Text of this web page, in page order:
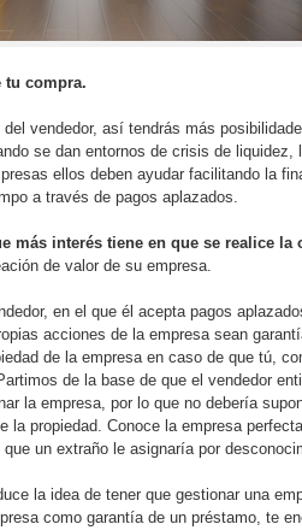
tu compra.
vendedor, así tendrás más
se dan entornos de crisis de liquidez,
ellos deben ayudar facilitando la
a través de pagos aplazados.
más interés tiene en que se realice la
de valor de su empresa.
en el que él acepta pagos
acciones de la empresa sean
de la empresa en caso de que tú,
de la base de que el vendedor
la empresa, por lo que no debería
la propiedad. Conoce la empresa
un extraño le asignaría por
la idea de tener que gestionar una
como garantía de un préstamo, te